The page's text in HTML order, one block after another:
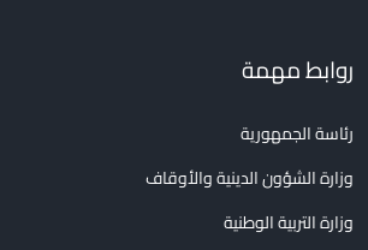
روابط مهمة
رئاسة الجمهورية
وزارة الشؤون الدينية والأوقاف
وزارة التربية الوطنية